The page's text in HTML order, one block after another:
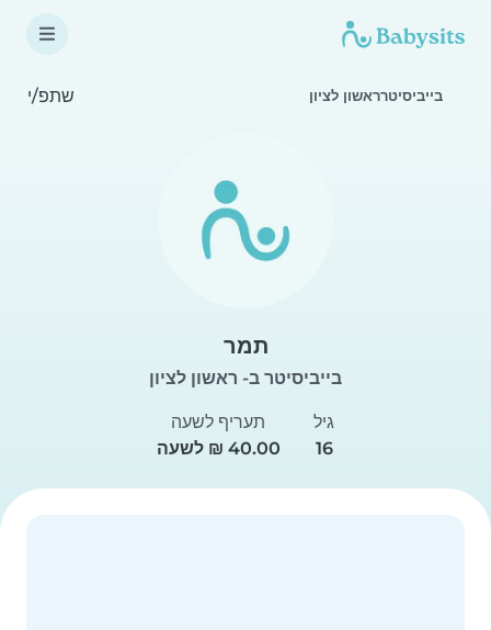
בייביסיטרראשון לציון שתפ/י
תמר
בייביסיטר ב- ראשון לציון
גיל
16
תעריף לשעה